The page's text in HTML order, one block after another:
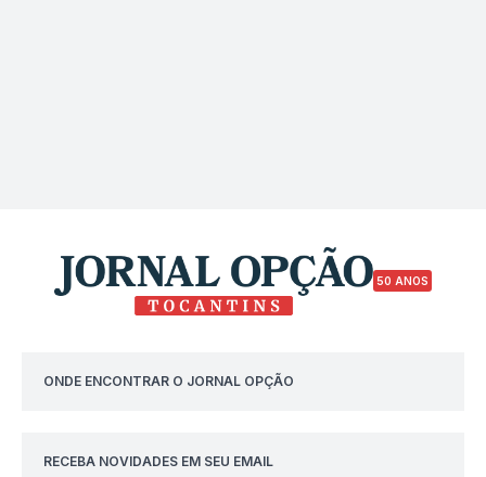
50 ANOS
ONDE ENCONTRAR O JORNAL OPÇÃO
RECEBA NOVIDADES EM SEU EMAIL